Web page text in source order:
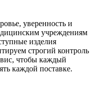
уверенность и
учреждениям
изделия
строгий контроль
чтобы каждый
каждой поставке.